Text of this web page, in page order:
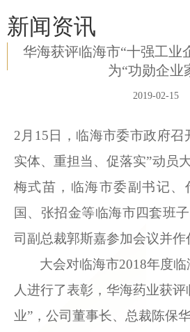
新闻资讯
华海获评临海市“十强工业
为“功勋企业
2019-02-15
2 月 15日，临海市委市政府召
实体、重担当、促落实”动员
梅式苗，临海市委副书记、
国、张招金等临海市四套班
司副总裁郭斯嘉参加会议并作
大会对临海市2018年度临
人进行了表彰，华海药业获
业”，公司董事长、总裁陈保